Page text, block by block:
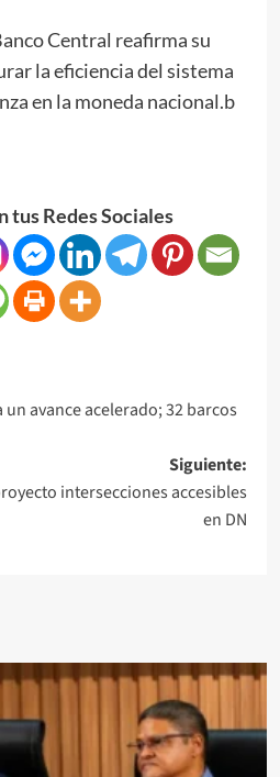
Central reafirma su
la eficiencia del sistema
en la moneda nacional.b
tus Redes Sociales
avance acelerado; 32 barcos
Siguiente:
intersecciones accesibles
en DN